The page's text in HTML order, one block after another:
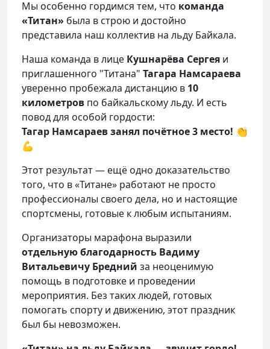
Мы особенно гордимся тем, что команда
«Титан» была в строю и достойно
представила наш коллектив на льду Байкала.
Наша команда в лице Кушнарёва Сергея и
приглашенного "Титана" Тагара Намсараева
уверенно пробежала дистанцию в 10
километров по байкальскому льду. И есть
повод для особой гордости:
Тагар Намсараев занял почётное 3 место! 👏
💪
Этот результат — ещё одно доказательство
того, что в «Титане» работают не просто
профессионалы своего дела, но и настоящие
спортсмены, готовые к любым испытаниям.
Организаторы марафона выразили
отдельную благодарность Вадиму
Витальевичу Бредний за неоценимую
помощь в подготовке и проведении
мероприятия. Без таких людей, готовых
помогать спорту и движению, этот праздник
был бы невозможен.